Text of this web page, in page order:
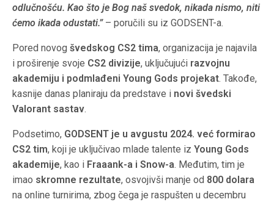
odlučnošću. Kao što je Bog naš svedok, nikada nismo, niti
ćemo ikada odustati.”– poručili su iz GODSENT-a.
Pored novogšvedskog CS2 tima, organizacija je najavila
i proširenje svoje CS2 divizije, uključujući razvojnu
akademiju i podmlađeni Young Gods projekat. Takođe,
kasnije danas planiraju da predstave i novi švedski
Valorant sastav.
Podsetimo, GODSENT je u avgustu 2024. već formirao
CS2 tim, koji je uključivao mlade talente izYoung Gods
akademije, kao i Fraaank-a i Snow-a. Međutim, tim je
imao skromne rezultate, osvojivši manje od 800 dolara
na online turnirima, zbog čega je raspušten u decembru